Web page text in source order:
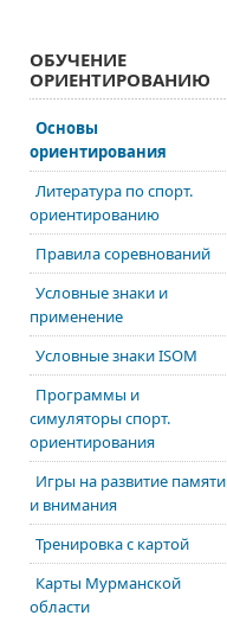
ОБУЧЕНИЕ
ОРИЕНТИРОВАНИЮ
Основы
ориентирования
Литература по спорт.
ориентированию
Правила соревнований
Условные знаки и
применение
Условные знаки ISOM
Программы и
симуляторы спорт.
ориентирования
Игры на развитие памяти
и внимания
Тренировка с картой
Карты Мурманской
области